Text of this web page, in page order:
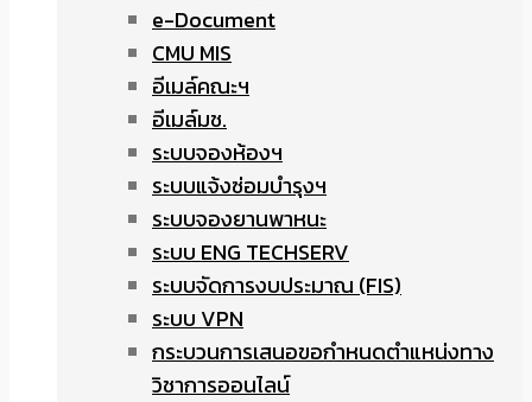
e-Document
CMU MIS
อีเมล์คณะฯ
อีเมล์มช.
ระบบจองห้องฯ
ระบบแจ้งซ่อมบำรุงฯ
ระบบจองยานพาหนะ
ระบบ ENG TECHSERV
ระบบจัดการงบประมาณ (FIS)
ระบบ VPN
กระบวนการเสนอขอกำหนดตำแหน่งทาง
วิชาการออนไลน์